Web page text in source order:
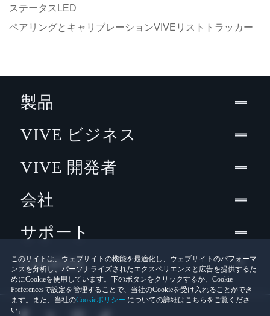
ステータスLED
ペアリングとキャリブレーションVIVEリストトラッカー
このサイトは、ウェブサイトの機能を最適化し、ウェブサイトのパフォーマ
ンスを分析し、パーソナライズされたエクスペリエンスと広告を提供するた
めにCookieを使用しています。下のボタンをクリックするか、Cookie
Preferencesで設定を管理することで、当社のCookieを受け入れることができ
ます。また、当社のCookieポリシー についての詳細はこちらをご覧くださ
い。
製品
VIVE ビジネス
VIVE 開発者
会社
サポート
Location